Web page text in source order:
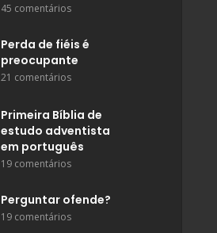
45 comentários
Perda de fiéis é
preocupante
21 comentários
Primeira Bíblia de
estudo adventista
em português
19 comentários
Perguntar ofende?
19 comentários